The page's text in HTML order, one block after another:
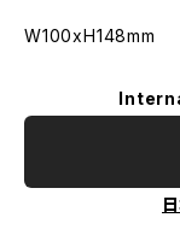
W100xH148mm